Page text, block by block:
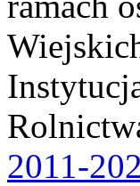
2011-